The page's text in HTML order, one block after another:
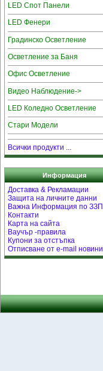
LED Спот Панели
LED Фенери
Градинско Осветление
Осветление за Баня
Офис Осветление
Видео Наблюдение->
LED Коледно Осветление
Стари Модели
Всички продукти ...
Информация
Доставка & Рекламации
Защита на личните данни
Важна Информация по ЗЗП
Контакти
Карта на сайта
Ваучър -правила
Купони за отстъпка
Отписване от e-mail новини